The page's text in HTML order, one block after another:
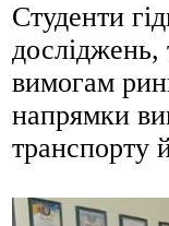
Студенти
досліджень,
вимогам
напрямки
транспорту